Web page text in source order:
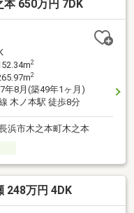
650万円 7DK
2
2
年8月(築49年1ヶ月)
木ノ本駅 徒歩8分
浜市木之本町木之本
248万円 4DK